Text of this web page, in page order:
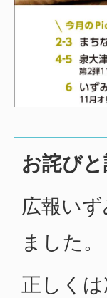
お詫び
広報い
ました。
正しくは